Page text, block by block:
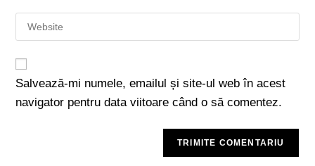
Salvează-mi numele, emailul și site-ul web în acest
navigator pentru data viitoare când o să comentez.